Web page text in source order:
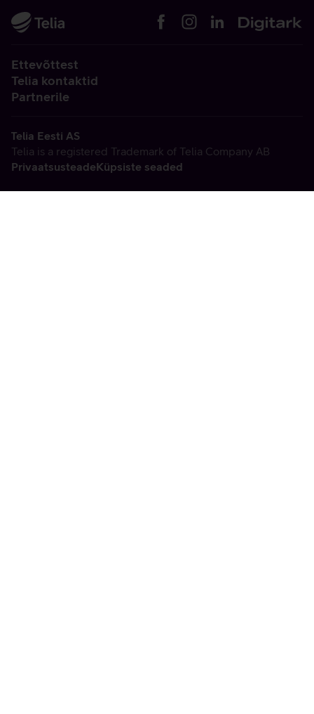
Ettevõttest
Telia kontaktid
Partnerile
Telia Eesti AS
Telia is a registered Trademark of Telia Company AB
PrivaatsusteadeKüpsiste seaded